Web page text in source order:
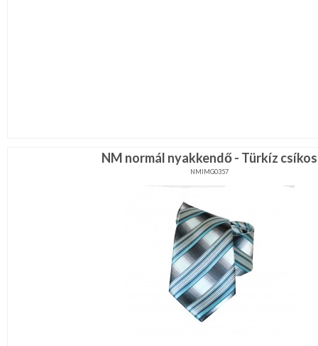
NM normál nyakkendő - Türkíz csíkos
NMIMG0357